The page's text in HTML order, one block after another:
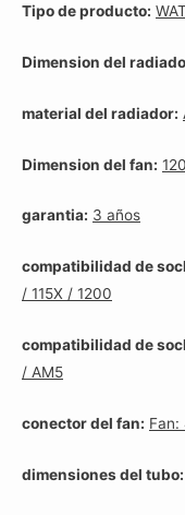
Tipo de producto:
Dimension del
material del radiador:
Dimension del fan:
garantia: 3 años
compatibilidad de
/ 115X / 1200
compatibilidad de
/ AM5
conector del fan: Fan:
dimensiones del tubo: